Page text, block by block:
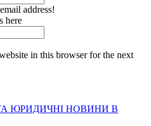
address!
here
in this browser for the next